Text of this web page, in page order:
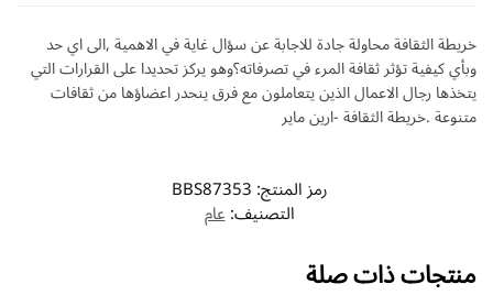
خريطة الثقافة محاولة جادة للاجابة عن سؤال غاية في الاهمية ,الى اي حد
وبأي كيفية تؤثر ثقافة المرء في تصرفاته؟وهو يركز تحديدا على القرارات التي
يتخذها رجال الاعمال الذين يتعاملون مع فرق ينحدر اعضاؤها من ثقافات
متنوعة .خريطة الثقافة -ارين ماير
رمز المنتج:BBS87353
التصنيف:عام
منتجات ذات صلة